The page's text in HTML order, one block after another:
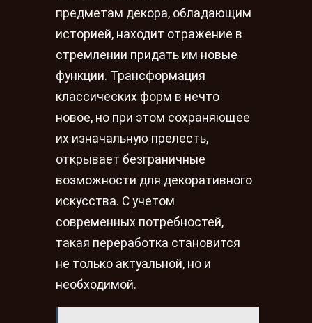
предметам декора, обладающим
историей, находит отражение в
стремлении придать им новые
функции. Трансформация
классических форм в нечто
новое, но при этом сохраняющее
их изначальную прелесть,
открывает безграничные
возможности для декоративного
искусства. С учетом
современных потребностей,
такая переработка становится
не только актуальной, но и
необходимой.